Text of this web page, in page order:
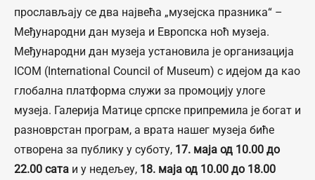
прослављају се два највећа „музејска празника“ –
Међународни дан музеја и Европска ноћ музеја.
Међународни дан музеја установила је организација
ICOM (International Council of Museum) с идејом да као
глобална платформа служи за промоцију улоге
музеја. Галерија Матице српске припремила је богат и
разноврстан програм, а врата нашег музеја биће
отворена за публику у суботу, 17. маја од 10.00 до
22.00 сата и у недељеу, 18. маја од 10.00 до 18.00